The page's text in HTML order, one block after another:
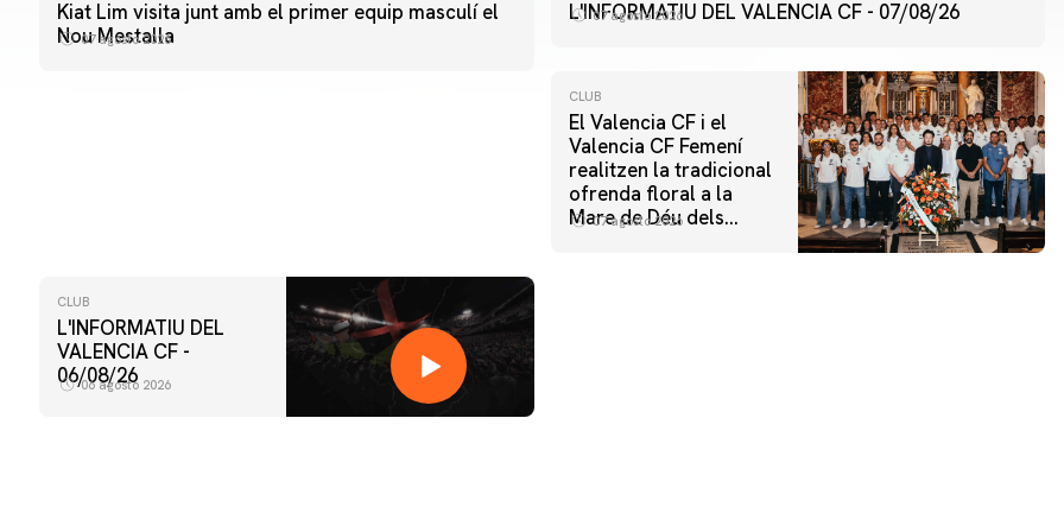
Kiat Lim visita junt amb el primer equip masculí el
Nou Mestalla
07 agosto 2026
L'INFORMATIU DEL VALENCIA CF - 07/08/26
07 agosto 2026
CLUB
El Valencia CF i el
Valencia CF Femení
realitzen la tradicional
ofrenda floral a la
Mare de Déu dels
07 agosto 2026
CLUB
L'INFORMATIU DEL
VALENCIA CF -
06/08/26
06 agosto 2026